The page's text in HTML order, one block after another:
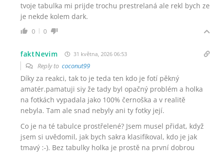
tvoje tabulka mi prijde trochu prestrelaná ale rekl bych ze
je nekde kolem dark.
0 0
faktNevim 31 května, 2026 06:53
Reply to coconut99
Díky za reakci, tak to je teda ten kdo je fotí pěkný
amatér.pamatuji siy že tady byl opačný problém a holka
na fotkách vypadala jako 100% černoška a v realitě
nebyla. Tam ale snad nebyly ani ty fotky její.
Co je na té tabulce prostřelené? Jsem musel přidat, když
jsem si uvědomil, jak bych sakra klasifikoval, kdo je jak
tmavý :⁠-⁠). Bez tabulky holka je prostě na první dobrou